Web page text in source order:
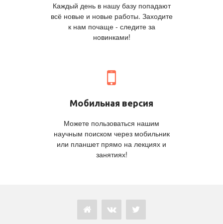
Каждый день в нашу базу попадают
всё новые и новые работы. Заходите
к нам почаще - следите за
новинками!
Мобильная версия
Можете пользоваться нашим
научным поиском через мобильник
или планшет прямо на лекциях и
занятиях!